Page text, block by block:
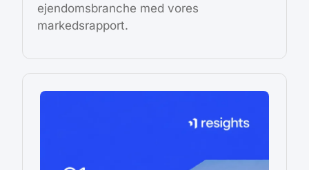
ejendomsbranche med vores
markedsrapport.